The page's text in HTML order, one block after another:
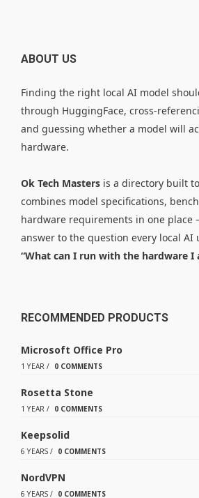
ABOUT US
Finding the right local AI model
through HuggingFace, cross-
and guessing whether a model will
hardware.
Ok Tech Masters is a directory built
combines model specifications,
hardware requirements in one
answer to the question every local AI
“What can I run with the hardware I
RECOMMENDED PRODUCTS
Microsoft Office Pro
1 YEAR / 0 COMMENTS
Rosetta Stone
1 YEAR / 0 COMMENTS
Keepsolid
6 YEARS / 0 COMMENTS
NordVPN
6 YEARS / 0 COMMENTS